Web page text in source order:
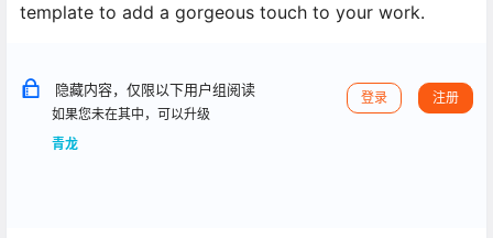
template to add a gorgeous touch to your work.
隐藏内容，仅限以下用户组阅读
如果您未在其中，可以升级
青龙
登录 注册